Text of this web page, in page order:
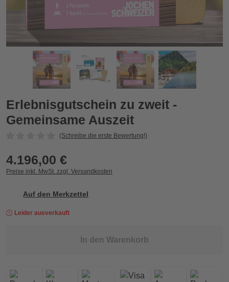
Erlebnisgutschein zu zweit - Gemeinsame Auszeit
Zurück
Erlebnisgutschein zu zweit -
Gemeinsame Auszeit
(Schreibe die erste Bewertung!)
4.196,00 €
Preise inkl. MwSt. zzgl. Versandkosten
Auf den Merkzettel
Leider ausverkauft
In den Warenkorb